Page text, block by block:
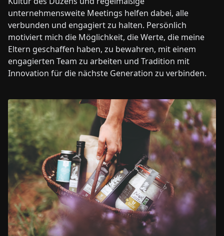
unternehmensweite Meetings helfen dabei, alle
verbunden und engagiert zu halten. Persönlich
motiviert mich die Möglichkeit, die Werte, die meine
Eltern geschaffen haben, zu bewahren, mit einem
engagierten Team zu arbeiten und Tradition mit
Innovation für die nächste Generation zu verbinden.